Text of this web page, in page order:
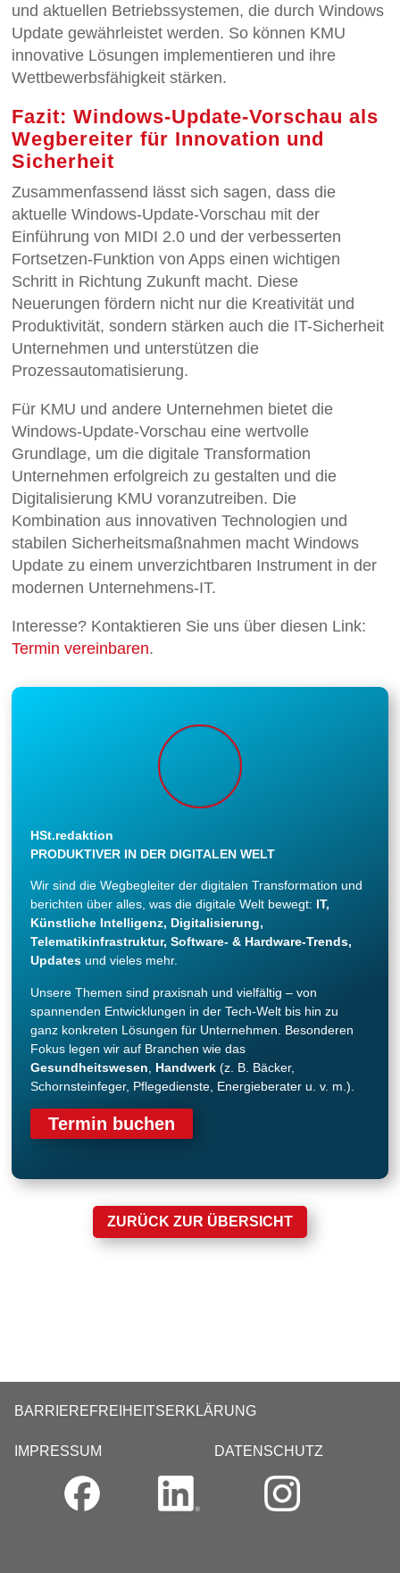
und aktuellen Betriebssystemen, die durch Windows
Update gewährleistet werden. So können KMU
innovative Lösungen implementieren und ihre
Wettbewerbsfähigkeit stärken.
Fazit: Windows-Update-Vorschau als
Wegbereiter für Innovation und
Sicherheit
Zusammenfassend lässt sich sagen, dass die
aktuelle Windows-Update-Vorschau mit der
Einführung von MIDI 2.0 und der verbesserten
Fortsetzen-Funktion von Apps einen wichtigen
Schritt in Richtung Zukunft macht. Diese
Neuerungen fördern nicht nur die Kreativität und
Produktivität, sondern stärken auch die IT-Sicherheit
Unternehmen und unterstützen die
Prozessautomatisierung.
Für KMU und andere Unternehmen bietet die
Windows-Update-Vorschau eine wertvolle
Grundlage, um die digitale Transformation
Unternehmen erfolgreich zu gestalten und die
Digitalisierung KMU voranzutreiben. Die
Kombination aus innovativen Technologien und
stabilen Sicherheitsmaßnahmen macht Windows
Update zu einem unverzichtbaren Instrument in der
modernen Unternehmens-IT.
Interesse? Kontaktieren Sie uns über diesen Link:
Termin vereinbaren.
HSt.redaktion
PRODUKTIVER IN DER DIGITALEN WELT
Wir sind die Wegbegleiter der digitalen Transformation und
berichten über alles, was die digitale Welt bewegt: IT,
Künstliche Intelligenz, Digitalisierung,
Telematikinfrastruktur, Software- & Hardware-Trends,
Updates und vieles mehr.
Unsere Themen sind praxisnah und vielfältig – von
spannenden Entwicklungen in der Tech-Welt bis hin zu
ganz konkreten Lösungen für Unternehmen. Besonderen
Fokus legen wir auf Branchen wie das
Gesundheitswesen
Handwerk (z. B. Bäcker,
Schornsteinfeger, Pflegedienste, Energieberater u. v. m.).
Termin buchen
ZURÜCK ZUR ÜBERSICHT
BARRIEREFREIHEITSERKLÄRUNG
IMPRESSUM DATENSCHUTZ